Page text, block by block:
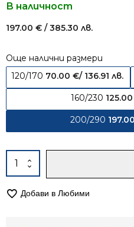
В наличност
197.00 € / 385.30 лв.
Още налични размери
120/170 70.00 €/ 136.91 лв.
160/230 125.00
200/290 197.00
количество
за
200/290
Добави в Любими